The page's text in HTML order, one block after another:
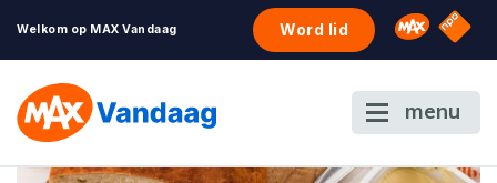
Welkom op MAX Vandaag Word lid Omroep
NPO
menu